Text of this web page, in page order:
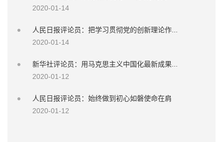
2020-01-14
人民日报评论员：把学习贯彻党的创新理论作...
2020-01-14
新华社评论员：用马克思主义中国化最新成果...
2020-01-12
人民日报评论员：始终做到初心如磐使命在肩
2020-01-12